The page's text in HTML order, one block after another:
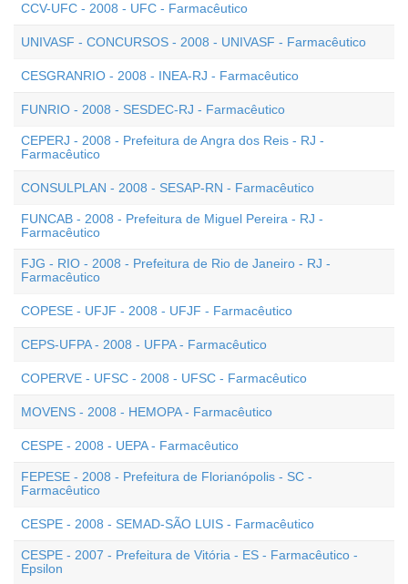
CCV-UFC - 2008 - UFC - Farmacêutico
UNIVASF - CONCURSOS - 2008 - UNIVASF - Farmacêutico
CESGRANRIO - 2008 - INEA-RJ - Farmacêutico
FUNRIO - 2008 - SESDEC-RJ - Farmacêutico
CEPERJ - 2008 - Prefeitura de Angra dos Reis - RJ -
Farmacêutico
CONSULPLAN - 2008 - SESAP-RN - Farmacêutico
FUNCAB - 2008 - Prefeitura de Miguel Pereira - RJ -
Farmacêutico
FJG - RIO - 2008 - Prefeitura de Rio de Janeiro - RJ -
Farmacêutico
COPESE - UFJF - 2008 - UFJF - Farmacêutico
CEPS-UFPA - 2008 - UFPA - Farmacêutico
COPERVE - UFSC - 2008 - UFSC - Farmacêutico
MOVENS - 2008 - HEMOPA - Farmacêutico
CESPE - 2008 - UEPA - Farmacêutico
FEPESE - 2008 - Prefeitura de Florianópolis - SC -
Farmacêutico
CESPE - 2008 - SEMAD-SÃO LUIS - Farmacêutico
CESPE - 2007 - Prefeitura de Vitória - ES - Farmacêutico -
Epsilon